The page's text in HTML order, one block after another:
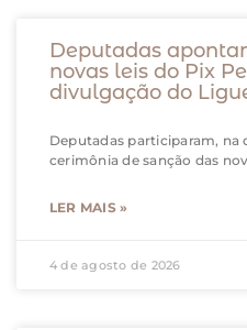
Deputadas
novas leis do Pix
divulgação do
Deputadas participaram, na
cerimônia de sanção das
LER MAIS »
4 de agosto de 2026